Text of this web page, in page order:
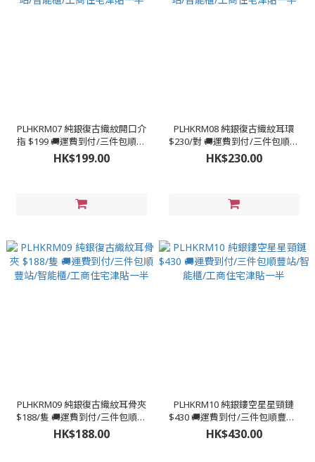
PLHKRM07 純銀復古織紋開口介
指 $199 🚚運費到付/三件包順豐
站/智能櫃/工商住宅津貼一半
HK$199.00
PLHKRM08 純銀復古織紋耳環
$230/對 🚚運費到付/三件包順豐
站/智能櫃/工商住宅津貼一半
HK$230.00
PLHKRM09 純銀復古織紋耳骨夾
$188/隻 🚚運費到付/三件包順豐
站/智能櫃/工商住宅津貼一半
HK$188.00
PLHKRM10 純銀鏤空星星頸鏈
$430 🚚運費到付/三件包順豐站/
智能櫃/工商住宅津貼一半
HK$430.00